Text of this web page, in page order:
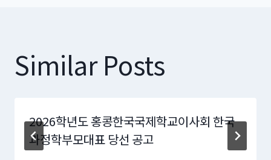
Similar Posts
2026학년도 홍콩한국국제학교이사회 한국
과정학부모대표 당선 공고